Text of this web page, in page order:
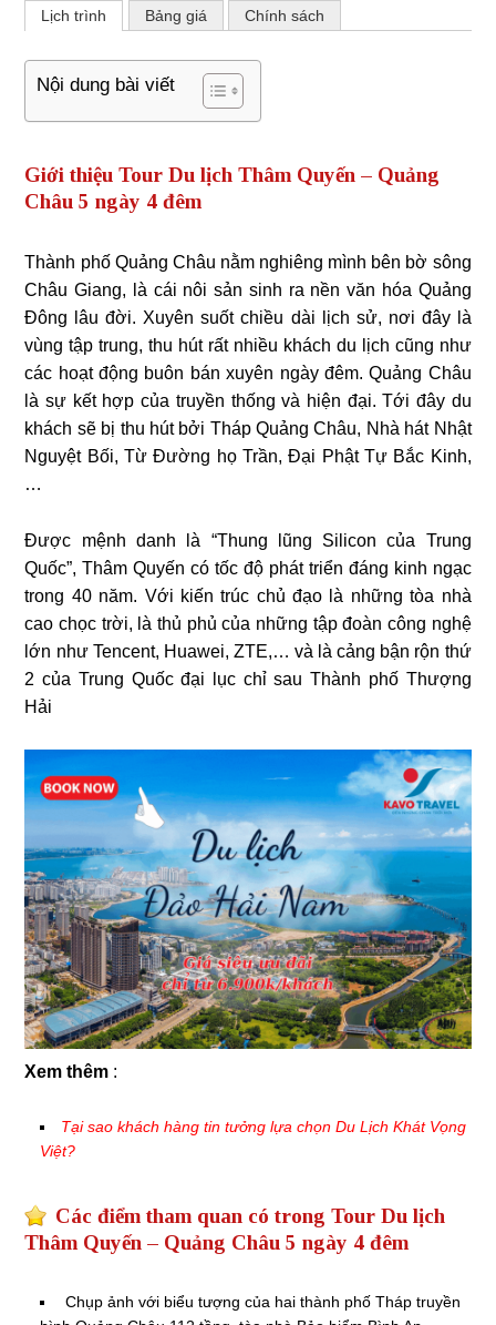
Lịch trình Bảng giá Chính sách
Nội dung bài viết
Giới thiệu Tour Du lịch Thâm Quyến – Quảng
Châu 5 ngày 4 đêm
Thành phố Quảng Châu nằm nghiêng mình bên bờ sông
Châu Giang, là cái nôi sản sinh ra nền văn hóa Quảng
Đông lâu đời. Xuyên suốt chiều dài lịch sử, nơi đây là
vùng tập trung, thu hút rất nhiều khách du lịch cũng như
các hoạt động buôn bán xuyên ngày đêm. Quảng Châu
là sự kết hợp của truyền thống và hiện đại. Tới đây du
khách sẽ bị thu hút bởi Tháp Quảng Châu, Nhà hát Nhật
Nguyệt Bối, Từ Đường họ Trần, Đại Phật Tự Bắc Kinh,
…
Được mệnh danh là “Thung lũng Silicon của Trung
Quốc”, Thâm Quyến có tốc độ phát triển đáng kinh ngạc
trong 40 năm. Với kiến trúc chủ đạo là những tòa nhà
cao chọc trời, là thủ phủ của những tập đoàn công nghệ
lớn như Tencent, Huawei, ZTE,… và là cảng bận rộn thứ
2 của Trung Quốc đại lục chỉ sau Thành phố Thượng
Hải
Xem thêm :
Tại sao khách hàng tin tưởng lựa chọn Du Lịch Khát Vọng
Việt?
Các điểm tham quan có trong Tour Du lịch
Thâm Quyến – Quảng Châu 5 ngày 4 đêm
Chụp ảnh với biểu tượng của hai thành phố Tháp truyền